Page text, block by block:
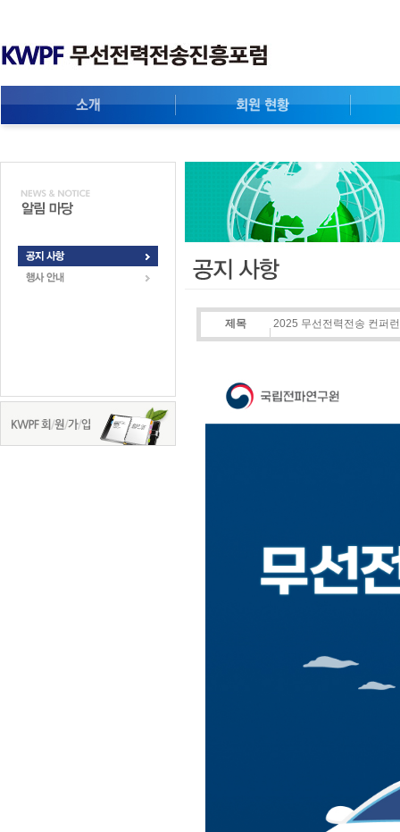
제목 2025 무선전력전송 컨퍼